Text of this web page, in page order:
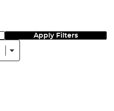
Apply Filters